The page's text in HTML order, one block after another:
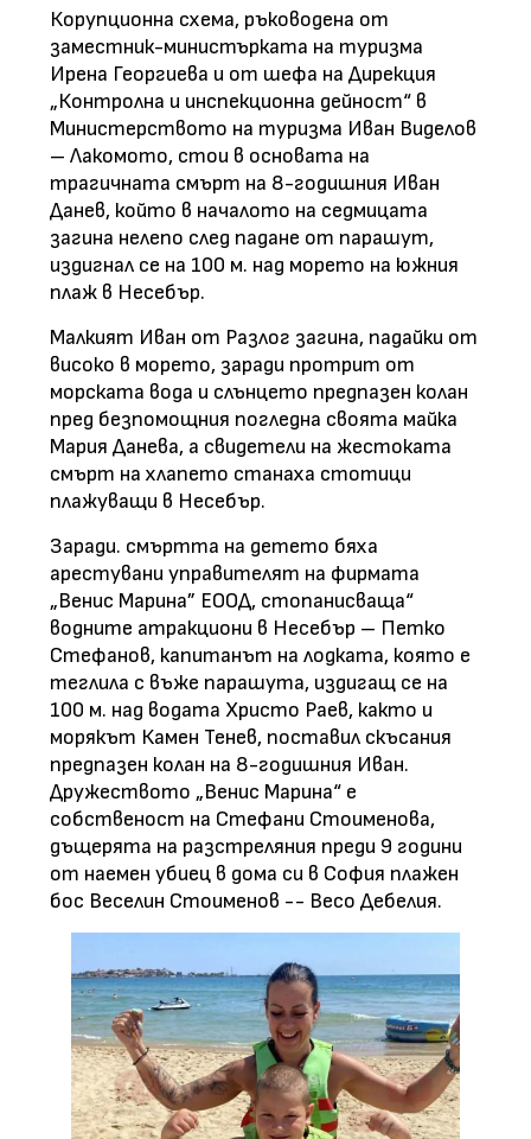
Корупционна схема, ръководена от
заместник-министърката на туризма
Ирена Георгиева и от шефа на Дирекция
„Контролна и инспекционна дейност“ в
Министерството на туризма Иван Виделов
– Лакомото, стои в основата на
трагичната смърт на 8-годишния Иван
Данев, който в началото на седмицата
загина нелепо след падане от парашут,
издигнал се на 100 м. над морето на южния
плаж в Несебър.
Малкият Иван от Разлог загина, падайки от
високо в морето, заради протрит от
морската вода и слънцето предпазен колан
пред безпомощния погледна своята майка
Мария Данева, а свидетели на жестоката
смърт на хлапето станаха стотици
плажуващи в Несебър.
Заради. смъртта на детето бяха
арестувани управителят на фирмата
„Венис Марина” ЕООД, стопанисваща“
водните атракциони в Несебър – Петко
Стефанов, капитанът на лодката, която е
теглила с въже парашута, издигащ се на
100 м. над водата Христо Раев, както и
морякът Камен Тенев, поставил скъсания
предпазен колан на 8-годишния Иван.
Дружеството „Венис Марина“ е
собственост на Стефани Стоименова,
дъщерята на разстреляния преди 9 години
от наемен убиец в дома си в София плажен
бос Веселин Стоименов -- Весо Дебелия.